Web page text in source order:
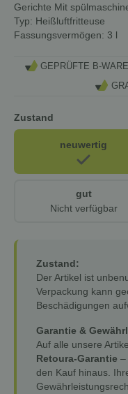
Gerichte Mit
Typ: Heißluftfritteuse
Fassungsvermögen: 3 l
GEPRÜFTE B-WARE
Zustand
neuwertig
gut
Nicht verfügbar
Zustand:
Der Artikel ist
Verpackung kann
Beschädigungen
Garantie &
Auf alle unsere
Retoura-Garantie –
den Kauf hinaus.